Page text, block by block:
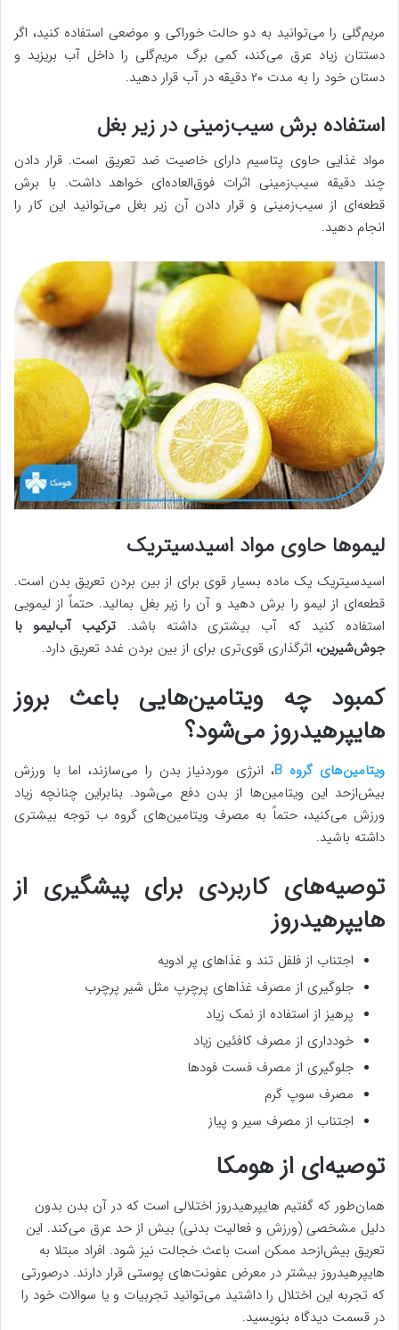
مریم‌گلی را می‌توانید به دو حالت خوراکی و موضعی استفاده کنید، اگر
دستتان زیاد عرق می‌کند، کمی برگ مریم‌گلی را داخل آب بریزید و
دستان خود را به مدت ۲۰ دقیقه در آب قرار دهید.
استفاده برش سیب‌زمینی در زیر بغل
مواد غذایی حاوی پتاسیم دارای خاصیت ضد تعریق است. قرار دادن
چند دقیقه سیب‌زمینی اثرات فوق‌العاده‌ای خواهد داشت. با برش
قطعه‌ای از سیب‌زمینی و قرار دادن آن زیر بغل می‌توانید این کار را
انجام دهید.
لیموها حاوی مواد اسیدسیتریک
اسیدسیتریک یک ماده بسیار قوی برای از بین بردن تعریق بدن است.
قطعه‌ای از لیمو را برش دهید و آن را زیر بغل بمالید. حتماً از لیمویی
استفاده کنید که آب بیشتری داشته باشد. ترکیب آب‌لیمو با
جوش‌شیرین، اثرگذاری قوی‌تری برای از بین بردن غدد تعریق دارد.
کمبود چه ویتامین‌هایی باعث بروز
هایپرهیدروز می‌شود؟
ویتامین‌های گروه B
، انرژی موردنیاز بدن را می‌سازند، اما با ورزش
بیش‌ازحد این ویتامین‌ها از بدن دفع می‌شود. بنابراین چنانچه زیاد
ورزش می‌کنید، حتماً به مصرف ویتامین‌های گروه ب توجه بیشتری
داشته باشید.
توصیه‌های کاربردی برای پیشگیری از
هایپرهیدروز
اجتناب از فلفل تند و غذاهای پر ادویه
جلوگیری از مصرف غذاهای پرچرپ مثل شیر پرچرب
پرهیز از استفاده از نمک زیاد
خودداری از مصرف کافئین زیاد
جلوگیری از مصرف فست فودها
مصرف سوپ گرم
اجتناب از مصرف سیر و پیاز
توصیه‌ای از هومکا
همان‌طور که گفتیم هایپرهیدروز اختلالی است که در آن بدن بدون
دلیل مشخصی (ورزش و فعالیت بدنی) بیش از حد عرق می‌کند. این
تعریق بیش‌ازحد ممکن است باعث خجالت نیز شود. افراد مبتلا به
هایپرهیدروز بیشتر در معرض عفونت‌های پوستی قرار دارند. درصورتی
که تجربه این اختلال را داشتید می‌توانید تجربیات و یا سوالات خود را
در قسمت دیدگاه بنویسید.